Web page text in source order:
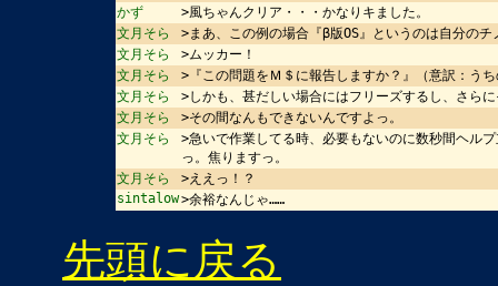
かず
>風ちゃんクリア・・・かなりキました。
文月そら
>まあ、この例の場合『β版OS』というのは自分の
文月そら
>ムッカー！
文月そら
>『この問題をＭ＄に報告しますか？』（意訳：う
文月そら
>しかも、甚だしい場合にはフリーズするし、さら
文月そら
>その間なんもできないんですよっ。
文月そら
>急いで作業してる時、必要もないのに数秒間ヘル
っ。焦りますっ。
文月そら
>ええっ！？
sintalow>余裕なんじゃ……
先頭に戻る